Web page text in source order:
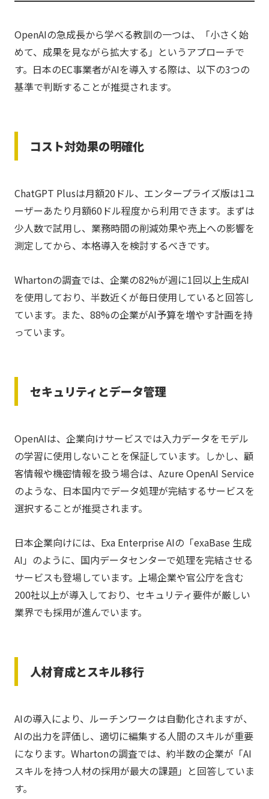
OpenAIの急成長から学べる教訓の一つは、「小さく始
めて、成果を見ながら拡大する」というアプローチで
す。日本のEC事業者がAIを導入する際は、以下の3つの
基準で判断することが推奨されます。
コスト対効果の明確化
ChatGPT Plusは月額20ドル、エンタープライズ版は1ユ
ーザーあたり月額60ドル程度から利用できます。まずは
少人数で試用し、業務時間の削減効果や売上への影響を
測定してから、本格導入を検討するべきです。
Whartonの調査では、企業の82%が週に1回以上生成AI
を使用しており、半数近くが毎日使用していると回答し
ています。また、88%の企業がAI予算を増やす計画を持
っています。
セキュリティとデータ管理
OpenAIは、企業向けサービスでは入力データをモデル
の学習に使用しないことを保証しています。しかし、顧
客情報や機密情報を扱う場合は、Azure OpenAI Service
のような、日本国内でデータ処理が完結するサービスを
選択することが推奨されます。
日本企業向けには、Exa Enterprise AIの「exaBase 生成
AI」のように、国内データセンターで処理を完結させる
サービスも登場しています。上場企業や官公庁を含む
200社以上が導入しており、セキュリティ要件が厳しい
業界でも採用が進んでいます。
人材育成とスキル移行
AIの導入により、ルーチンワークは自動化されますが、
AIの出力を評価し、適切に編集する人間のスキルが重要
になります。Whartonの調査では、約半数の企業が「AI
スキルを持つ人材の採用が最大の課題」と回答していま
す。